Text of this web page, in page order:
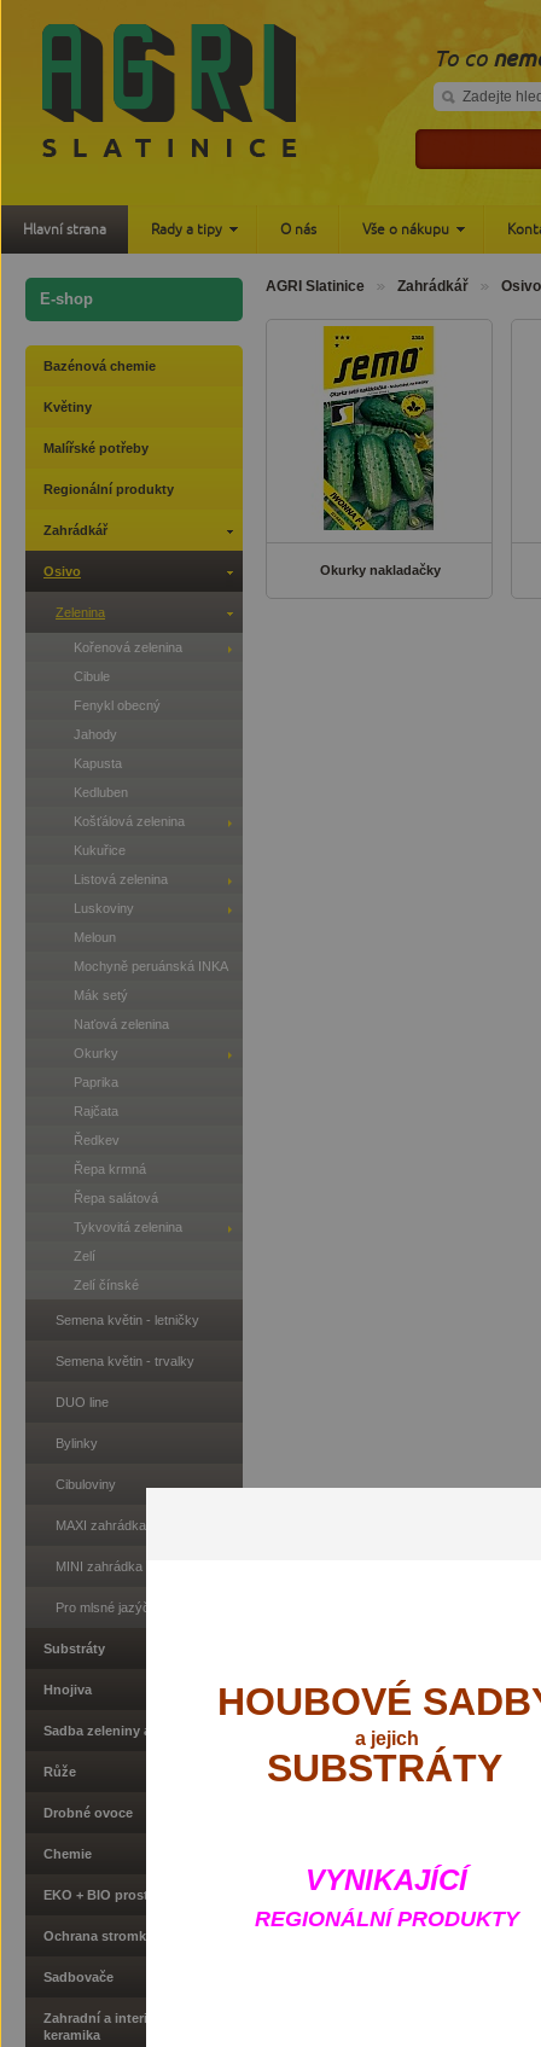
HOUBOVÉ
a jejich
SUBSTRÁTY
VYNIKAJÍCÍ
REGIONÁLNÍ PRODUKTY
AGRI Slatinice Zahrádkář Osivo
Okurky nakladačky
E-shop
Bazénová chemie
Květiny
Malířské potřeby
Regionální produkty
Zahrádkář
Osivo
Zelenina
Kořenová zelenina
Cibule
Fenykl obecný
Jahody
Kapusta
Kedluben
Košťálová zelenina
Kukuřice
Listová zelenina
Luskoviny
Meloun
Mochyně peruánská INKA
Mák setý
Naťová zelenina
Okurky
Paprika
Rajčata
Ředkev
Řepa krmná
Řepa salátová
Tykvovitá zelenina
Zelí
Zelí čínské
Semena květin - letničky
Semena květin - trvalky
DUO line
Bylinky
Cibuloviny
MAXI zahrádka
MINI zahrádka
Pro mlsné jazýčky
Substráty
Hnojiva
Sadba zeleniny a okopanin
Růže
Drobné ovoce
Chemie
EKO + BIO prostředky
Ochrana stromků
Sadbovače
Zahradní a interierová
keramika
To co
Hlavní strana Rady a tipy O nás Vše o nákupu